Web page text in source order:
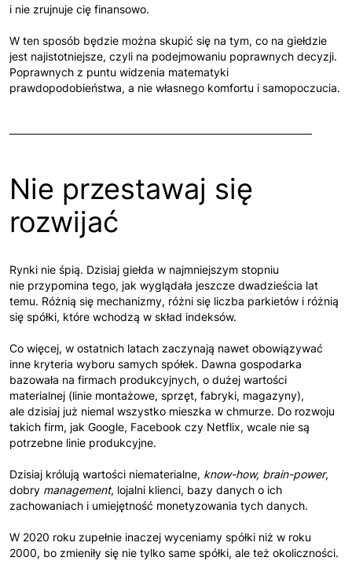
i nie zrujnuje cię finansowo.
W ten sposób będzie można skupić się na tym, co na giełdzie
jest najistotniejsze, czyli na podejmowaniu poprawnych decyzji.
Poprawnych z puntu widzenia matematyki
prawdopodobieństwa, a nie własnego komfortu i samopoczucia.
Nie przestawaj się
rozwijać
Rynki nie śpią. Dzisiaj giełda w najmniejszym stopniu
nie przypomina tego, jak wyglądała jeszcze dwadzieścia lat
temu. Różnią się mechanizmy, różni się liczba parkietów i różnią
się spółki, które wchodzą w skład indeksów.
Co więcej, w ostatnich latach zaczynają nawet obowiązywać
inne kryteria wyboru samych spółek. Dawna gospodarka
bazowała na firmach produkcyjnych, o dużej wartości
materialnej (linie montażowe, sprzęt, fabryki, magazyny),
ale dzisiaj już niemal wszystko mieszka w chmurze. Do rozwoju
takich firm, jak Google, Facebook czy Netflix, wcale nie są
potrzebne linie produkcyjne.
Dzisiaj królują wartości niematerialne, know-how, brain-power,
dobry management, lojalni klienci, bazy danych o ich
zachowaniach i umiejętność monetyzowania tych danych.
W 2020 roku zupełnie inaczej wyceniamy spółki niż w roku
2000, bo zmieniły się nie tylko same spółki, ale też okoliczności.